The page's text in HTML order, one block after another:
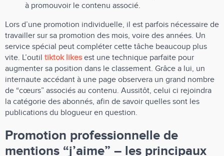
à promouvoir le contenu associé.
Lors d’une promotion individuelle, il est parfois nécessaire de
travailler sur sa promotion des mois, voire des années. Un
service spécial peut compléter cette tâche beaucoup plus
vite. L’outil tiktok likesest une technique parfaite pour
augmenter sa position dans le classement. Grâce a lui, un
internaute accédant à une page observera un grand nombre
de “cœurs” associés au contenu. Aussitôt, celui ci rejoindra
la catégorie des abonnés, afin de savoir quelles sont les
publications du blogueur en question.
Promotion professionnelle de
mentions “j’aime” – les principaux